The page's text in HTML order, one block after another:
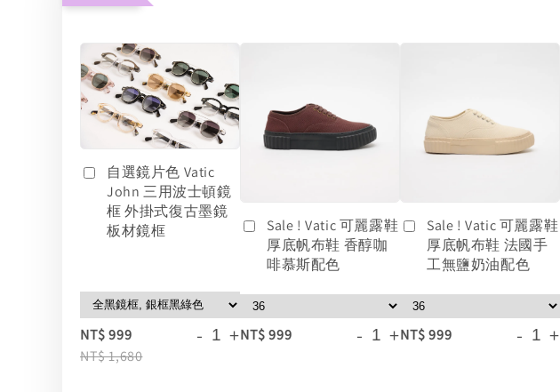
自選鏡片色 Vatic
John 三用波士頓鏡
框 外掛式復古墨鏡
板材鏡框
NT$ 999
NT$ 1,680
- +
Sale ! Vatic 可麗露鞋
厚底帆布鞋 香醇咖
啡慕斯配色
NT$ 999 - +
Sale ! Vatic 可麗露鞋
厚底帆布鞋 法國手
工無鹽奶油配色
NT$ 999 - +